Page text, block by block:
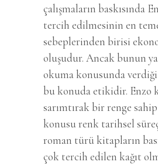
çalışmaların baskısında
tercih edilmesinin en
sebeplerinden birisi
oluşudur. Ancak bunun
okuma konusunda
bu konuda etikidir. Enzo
sarımtırak bir renge
konusu renk tarihsel
roman türü kitapların
çok tercih edilen kağıt